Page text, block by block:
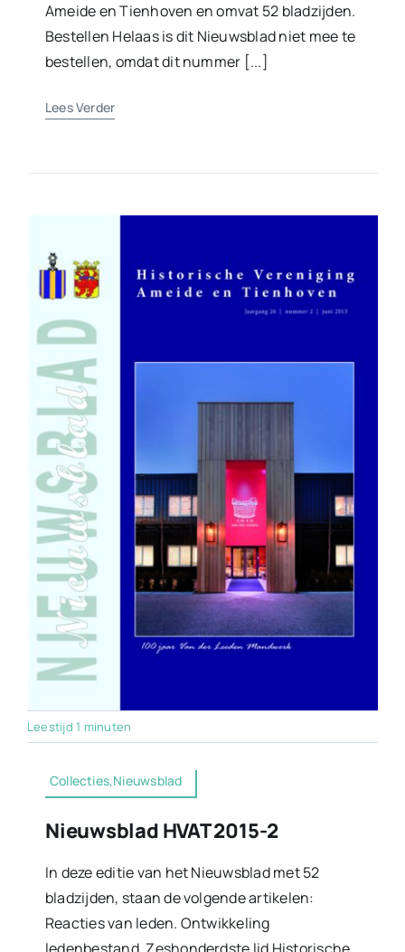
Ameide en Tienhoven en omvat 52 bladzijden.
Bestellen Helaas is dit Nieuwsblad niet mee te
bestellen, omdat dit nummer [...]
Lees Verder
Leestijd 1 minuten
Collecties,Nieuwsblad
Nieuwsblad HVAT 2015-2
In deze editie van het Nieuwsblad met 52
bladzijden, staan de volgende artikelen:
Reacties van leden. Ontwikkeling